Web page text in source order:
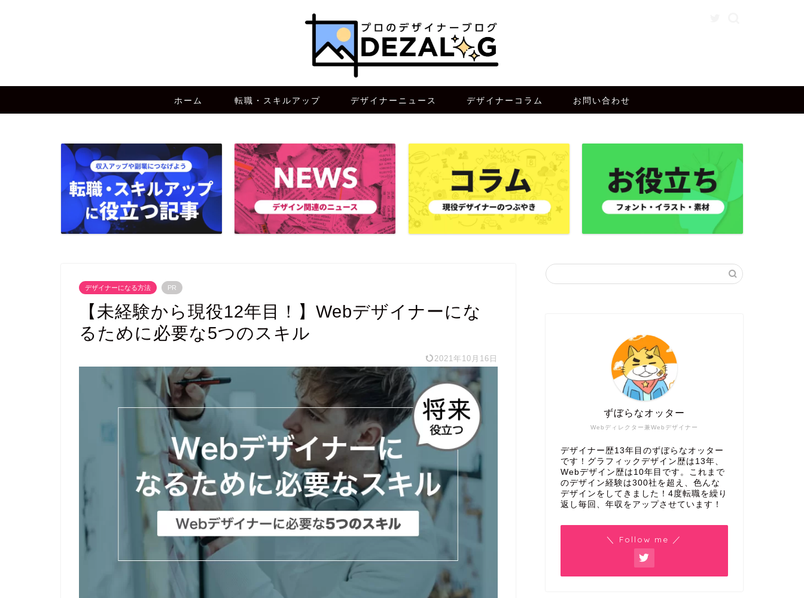
ホーム 転職・スキルアップ デザイナーニュース デザイナーコラム お問い合わせ
デザイナーになる方法 PR
【未経験から現役12年目！】Webデザイナーにな
るために必要な5つのスキル
2021年10月16日
Webディレクター兼Webデザイナー
ずぼらなオッター
デザイナー歴13年目のずぼらなオッター
です！グラフィックデザイン歴は13年、
Webデザイン歴は10年目です。これまで
のデザイン経験は300社を超え、色んな
デザインをしてきました！4度転職を繰り
返し毎回、年収をアップさせています！
＼ Follow me ／